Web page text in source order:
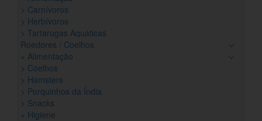
> Carnívoros
> Herbívoros
> Tartarugas Aquáticas
Roedores / Coelhos
» Alimentação
> Coelhos
> Hamsters
> Porquinhos da Índia
> Snacks
» Higiene